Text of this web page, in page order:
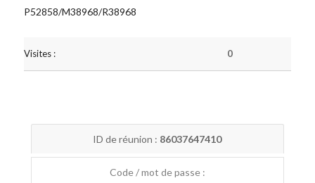
P52858/M38968/R38968
Visites : 0
ID de réunion : 86037647410
Code / mot de passe :